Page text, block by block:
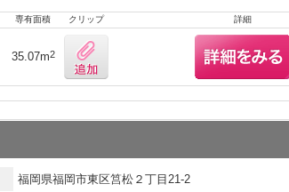
専有面積 クリップ 詳細
35.07m2
福岡県福岡市東区筥松２丁目21-2